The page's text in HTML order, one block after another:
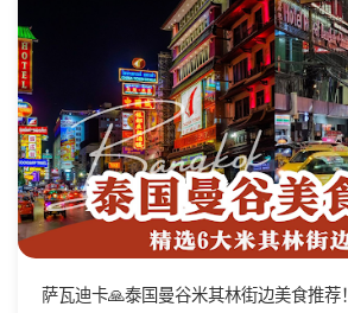
萨瓦迪卡🙏泰国曼谷米其林街边美食推荐！